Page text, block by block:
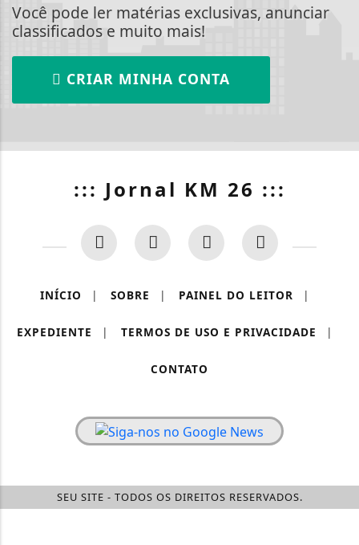
Você pode ler matérias exclusivas, anunciar
classificados e muito mais!
CRIAR MINHA CONTA
::: Jornal KM 26 :::
INÍCIO | SOBRE | PAINEL DO LEITOR |
EXPEDIENTE | TERMOS DE USO E PRIVACIDADE |
CONTATO
SEU SITE - TODOS OS DIREITOS RESERVADOS.